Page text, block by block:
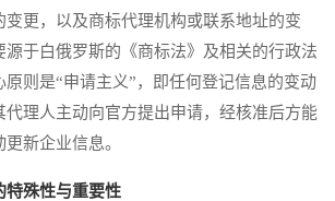
变更，以及商标代理机构或联系地址的变
源于白俄罗斯的《商标法》及相关的行政法
则是“申请主义”，即任何登记信息的变动
代理人主动向官方提出申请，经核准后方能
新企业信息。
特殊性与重要性